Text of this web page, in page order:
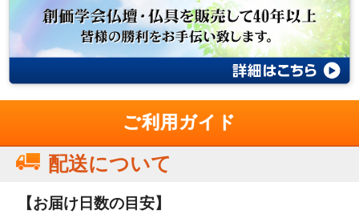
ご利用ガイド
配送について
【お届け日数の目安】